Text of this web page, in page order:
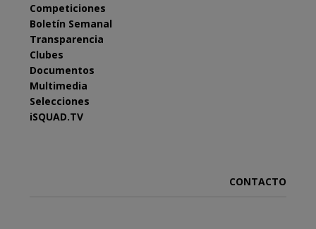
Competiciones
Boletín Semanal
Transparencia
Clubes
Documentos
Multimedia
Selecciones
iSQUAD.TV
CONTACTO